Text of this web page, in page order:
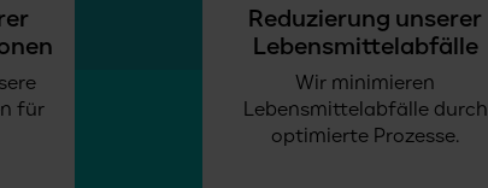
für
Reduzierung unserer
Lebensmittelabfälle
Wir minimieren
Lebensmittelabfälle durch
optimierte Prozesse.